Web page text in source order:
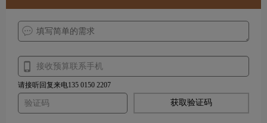
请接听回复来电135 0150 2207
获取验证码